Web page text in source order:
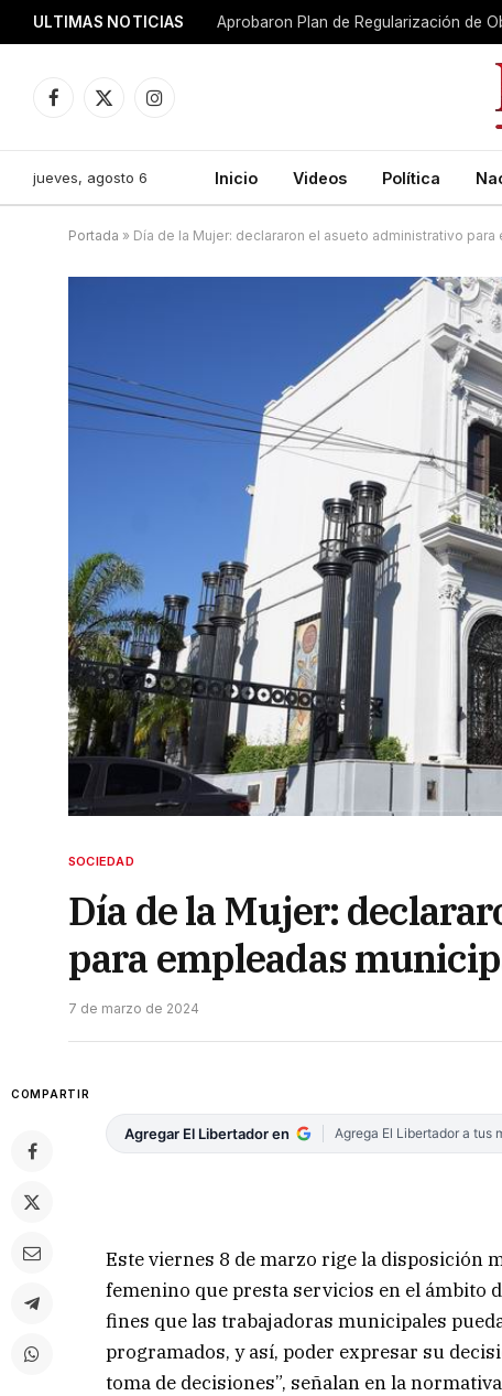
ULTIMAS NOTICIAS Aprobaron Plan de Regularización de
Facebook
X
Instagram
jueves, agosto 6 Inicio Videos Política
Portada » Día de la Mujer: declararon el asueto administrativo
SOCIEDAD
Día de la Mujer:
para empleadas
7 de marzo de 2024
COMPARTIR
Agregar El Libertador en Agrega El Libertador a tus
Este viernes 8 de marzo rige la disposición
femenino que presta servicios en el ámbito
fines que las trabajadoras municipales
programados, y así, poder expresar su
toma de decisiones”, señalan en la